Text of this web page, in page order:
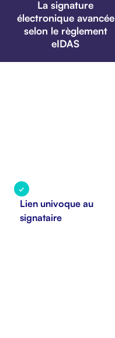
La signature
électronique avancée
selon le règlement
eIDAS
✓
Lien univoque au
signataire